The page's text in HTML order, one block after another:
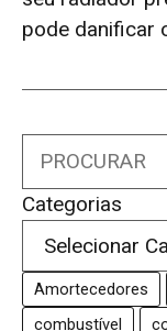
pode danificar
Search
Categorias
Amortecedores
combustível